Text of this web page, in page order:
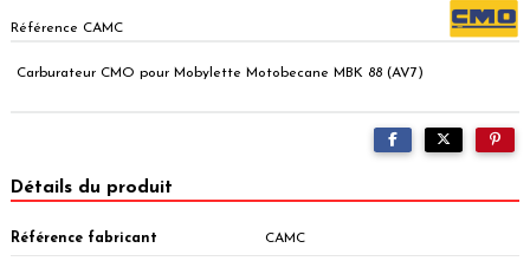
Référence CAMC
Carburateur CMO pour Mobylette Motobecane MBK 88 (AV7)
Détails du produit
Référence fabricant CAMC